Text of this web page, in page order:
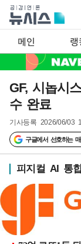
메인 랭
GF, 시놉시
수 완료
기사등록 2026/06/03
구글에서 선호하는
피지컬 AI 통